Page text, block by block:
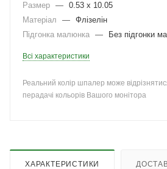
Размер — 0.53 x 10.05
Матеріал
— Флізелін
Підгонка малюнка — Без підгонки
Всі характеристики
Реальний колір шпалер може
перадачі кольорів Вашого монітора
ХАРАКТЕРИСТИКИ